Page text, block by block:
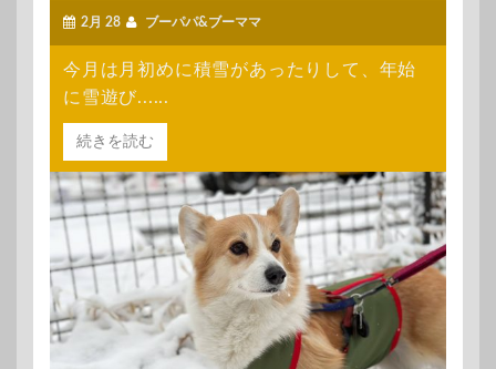
2月 28 ブーパパ&ブーママ
今月は月初めに積雪があったりして、年始
に雪遊び......
続きを読む